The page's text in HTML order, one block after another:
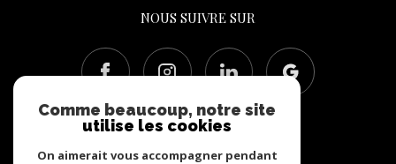
NOUS SUIVRE SUR
Comme beaucoup, notre site
utilise les cookies
On aimerait vous accompagner pendant